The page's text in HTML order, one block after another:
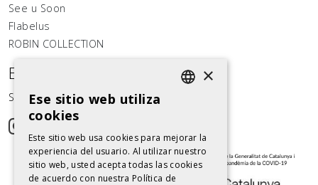
See u Soon
Flabelus
ROBIN COLLECTION
Estemos conectados
Síguenos en las redes sociales
×
Ese sitio web utiliza
cookies
Este sitio web usa cookies para mejorar la
experiencia del usuario. Al utilizar nuestro
sitio web, usted acepta todas las cookies
de acuerdo con nuestra Política de